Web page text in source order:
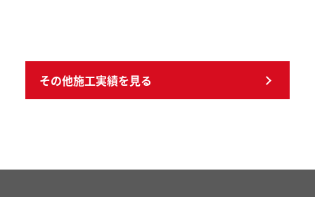
その他施工実績を見る